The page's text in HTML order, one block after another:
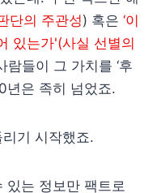
단의 주관성) 혹은 ‘이
있는가'(사실 선별의
들이 그 가치를 ‘후
년은 족히 넘었죠.
기 시작했죠.
있는 정보만 팩트로